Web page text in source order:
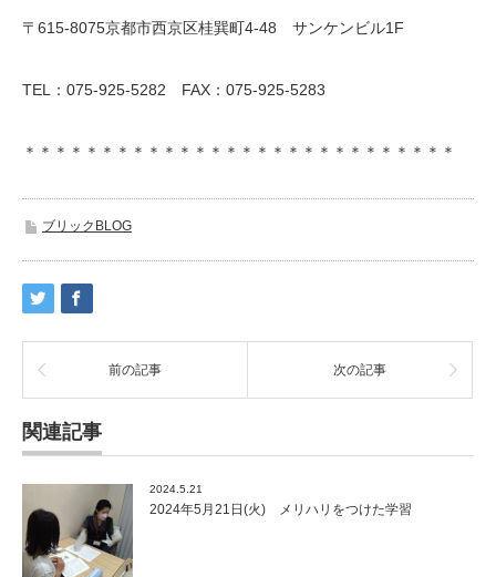
〒615-8075京都市西京区桂巽町4-48 サンケンビル1F
TEL：075-925-5282 FAX：075-925-5283
＊＊＊＊＊＊＊＊＊＊＊＊＊＊＊＊＊＊＊＊＊＊＊＊＊＊＊＊
ブリックBLOG
前の記事 次の記事
関連記事
2024.5.21
2024年5月21日(火) メリハリをつけた学習